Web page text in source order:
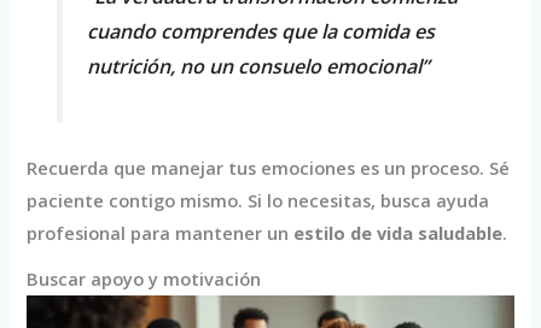
cuando comprendes que la comida es
nutrición, no un consuelo emocional”
Recuerda que manejar tus emociones es un proceso. Sé
paciente contigo mismo. Si lo necesitas, busca ayuda
profesional para mantener un estilo de vida saludable.
Buscar apoyo y motivación